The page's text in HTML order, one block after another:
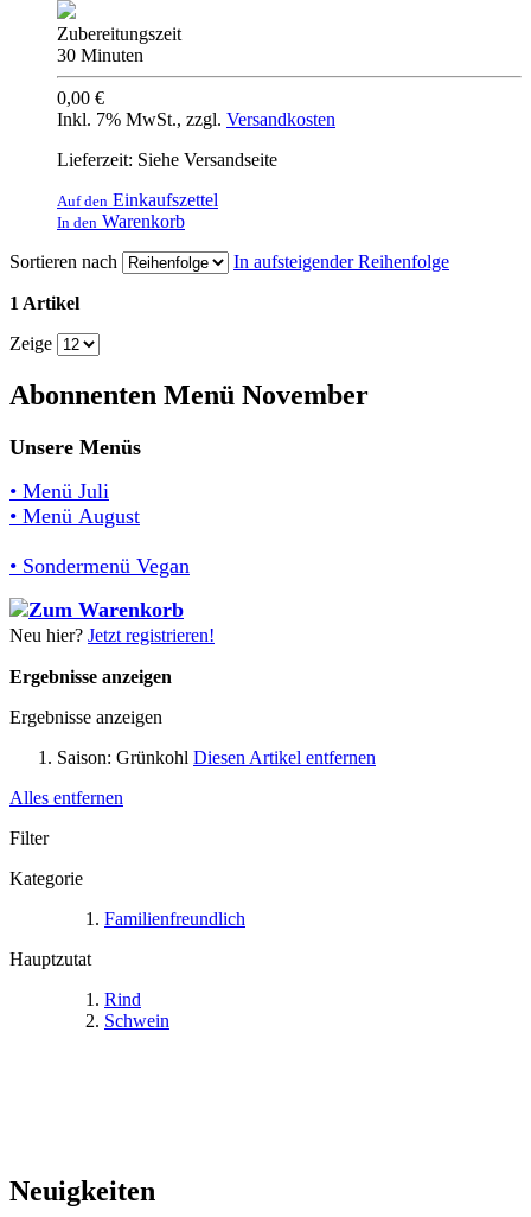
Zubereitungszeit
30 Minuten
0,00 €
Inkl. 7% MwSt., zzgl. Versandkosten
Lieferzeit: Siehe Versandseite
Auf den Einkaufszettel
In den Warenkorb
Sortieren nach
In aufsteigender Reihenfolge
1 Artikel
Zeige
Abonnenten Menü November
Unsere Menüs
• Menü Juli
• Menü August
• Sondermenü Vegan
Neu hier? Jetzt registrieren!
Ergebnisse anzeigen
Ergebnisse anzeigen
Saison: Grünkohl Diesen Artikel entfernen
Alles entfernen
Filter
Kategorie
Familienfreundlich
Hauptzutat
Rind
Schwein
Neuigkeiten